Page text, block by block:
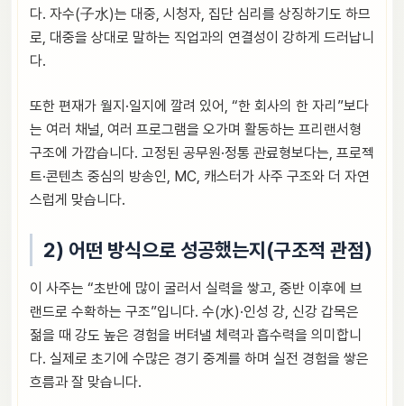
다. 자수(子水)는 대중, 시청자, 집단 심리를 상징하기도 하므
로, 대중을 상대로 말하는 직업과의 연결성이 강하게 드러납니
다.
또한 편재가 월지·일지에 깔려 있어, “한 회사의 한 자리”보다
는 여러 채널, 여러 프로그램을 오가며 활동하는 프리랜서형
구조에 가깝습니다. 고정된 공무원·정통 관료형보다는, 프로젝
트·콘텐츠 중심의 방송인, MC, 캐스터가 사주 구조와 더 자연
스럽게 맞습니다.
2) 어떤 방식으로 성공했는지(구조적 관점)
이 사주는 “초반에 많이 굴러서 실력을 쌓고, 중반 이후에 브
랜드로 수확하는 구조”입니다. 수(水)·인성 강, 신강 갑목은
젊을 때 강도 높은 경험을 버텨낼 체력과 흡수력을 의미합니
다. 실제로 초기에 수많은 경기 중계를 하며 실전 경험을 쌓은
흐름과 잘 맞습니다.